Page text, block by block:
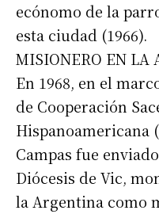
ecónomo de la
esta ciudad (1966).
MISIONERO EN LA
En 1968, en el
de Cooperación
Hispanoamericana
Campas fue
Diócesis de Vic,
la Argentina como